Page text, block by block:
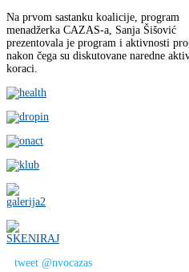
Na prvom sastanku koalicije, program
menadžerka CAZAS-a, Sanja Šišović
prezentovala je program i aktivnosti
nakon čega su diskutovane naredne
koraci.
tweet @nvocazas